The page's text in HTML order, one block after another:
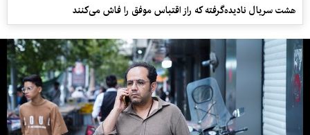
هشت سریال نادیده‌گرفته که راز اقتباس موفق را فاش می‌کنند